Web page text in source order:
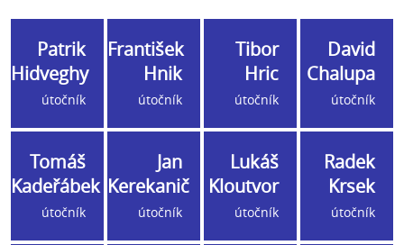
Patrik
Hidveghy
útočník
František
Hnik
útočník
Tibor
Hric
útočník
David
Chalupa
útočník
Tomáš
Kadeřábek
útočník
Jan
Kerekanič
útočník
Lukáš
Kloutvor
útočník
Radek
Krsek
útočník